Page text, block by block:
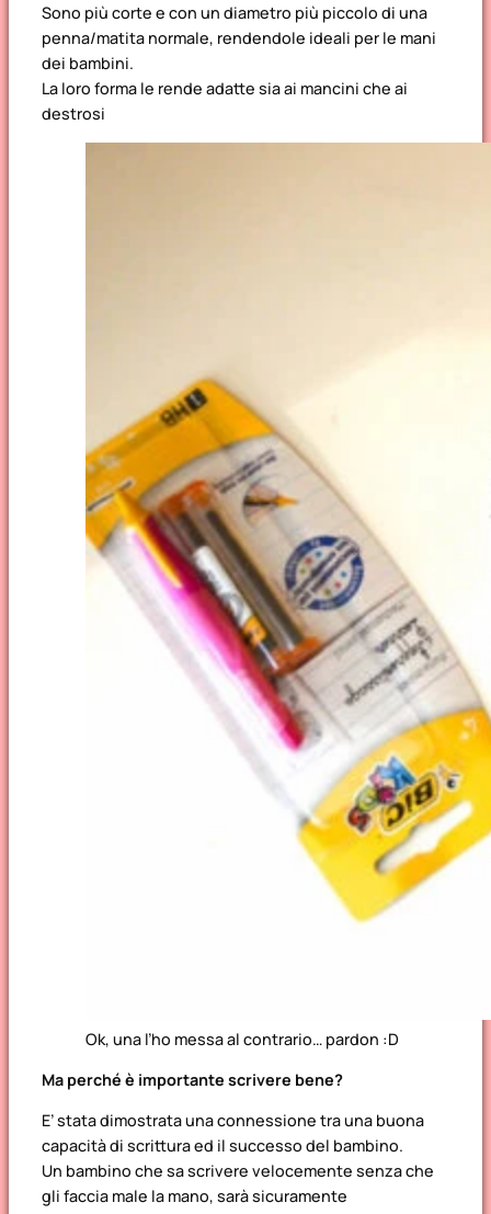
Sono più corte e con un diametro più piccolo di una
penna/matita normale, rendendole ideali per le mani
dei bambini.
La loro forma le rende adatte sia ai mancini che ai
destrosi
Ok, una l’ho messa al contrario… pardon :D
Ma perché è importante scrivere bene?
E’ stata dimostrata una connessione tra una buona
capacità di scrittura ed il successo del bambino.
Un bambino che sa scrivere velocemente senza che
gli faccia male la mano, sarà sicuramente